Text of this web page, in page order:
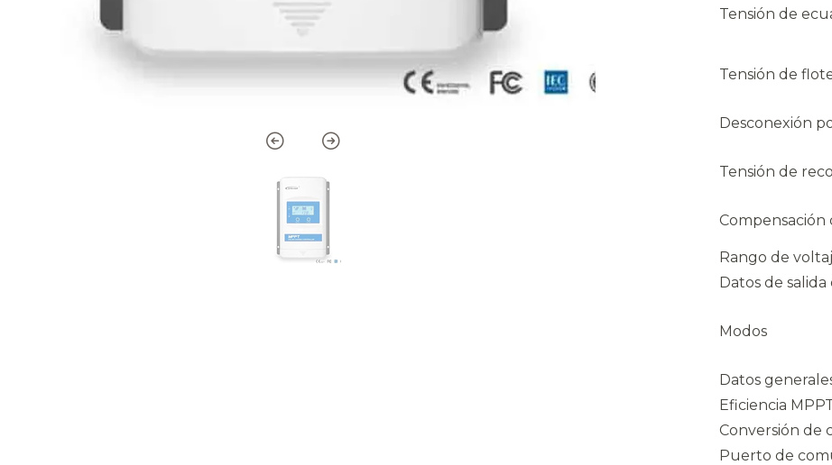
Tensión de
Tensión de
Desconexión
Tensión de
Rango de
Datos de salida
Modos
Datos
Eficiencia
Conversión de
Puerto de